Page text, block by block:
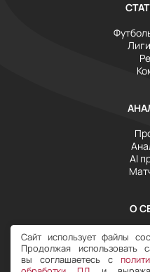
AI
О
Служба
Сайт использует файлы
Продолжая использовать
вы соглашаетесь с